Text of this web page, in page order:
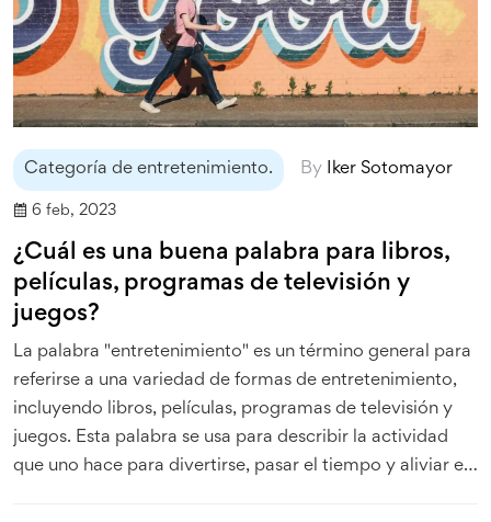
Categoría de entretenimiento. By Iker Sotomayor
6 feb, 2023
¿Cuál es una buena palabra para libros,
películas, programas de televisión y
juegos?
La palabra "entretenimiento" es un término general para
referirse a una variedad de formas de entretenimiento,
incluyendo libros, películas, programas de televisión y
juegos. Esta palabra se usa para describir la actividad
que uno hace para divertirse, pasar el tiempo y aliviar el